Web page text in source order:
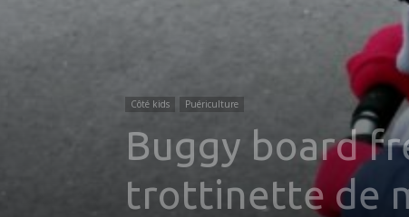
Côté kids Puériculture
Buggy board
trottinette de